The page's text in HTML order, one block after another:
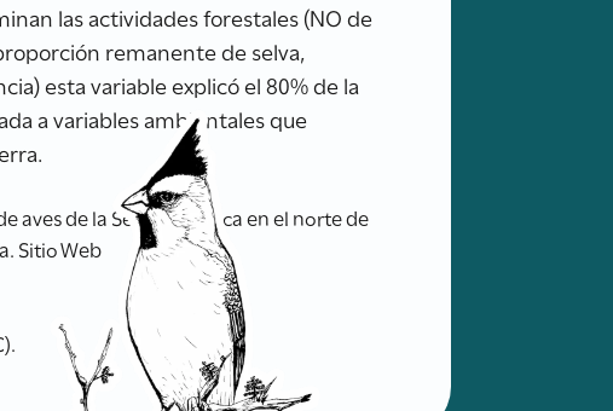
las actividades forestales (NO de
remanente de selva,
esta variable explicó el 80% de la
a variables ambientales que
aves de la Selva Atlántica en el norte de
Sitio Web